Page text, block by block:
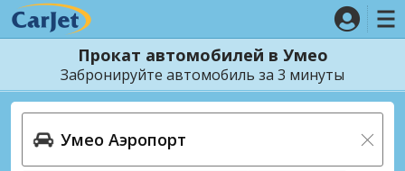
Прокат автомобилей в Умео
Забронируйте автомобиль за 3 минуты